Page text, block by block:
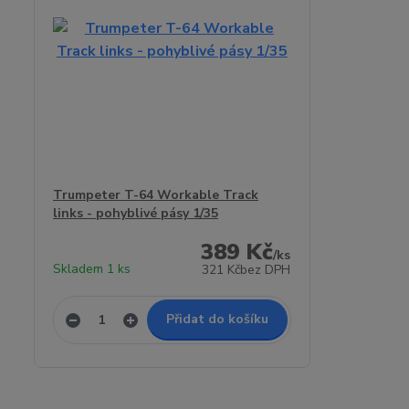
Trumpeter T-64 Workable Track
links - pohyblivé pásy 1/35
389 Kč/ks
321 Kčbez DPH
Skladem 1 ks
Přidat do košíku